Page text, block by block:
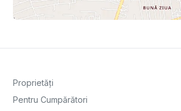
Proprietăți
Pentru Cumpărători